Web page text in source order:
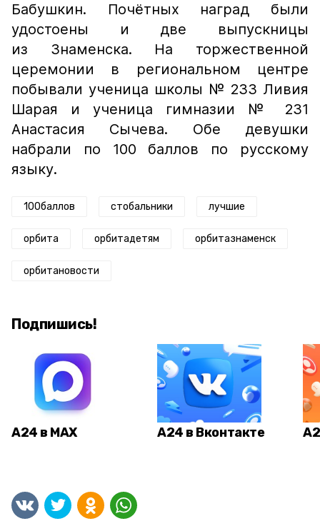
Бабушкин. Почётных наград были
удостоены и две выпускницы
из Знаменска. На торжественной
церемонии в региональном центре
побывали ученица школы № 233 Ливия
Шарая и ученица гимназии № 231
Анастасия Сычева. Обе девушки
набрали по 100 баллов по русскому
языку.
100баллов стобальники лучшие
орбита орбитадетям орбитазнаменск
орбитановости
Подпишись!
А24 в MAX А24 в Вконтакте